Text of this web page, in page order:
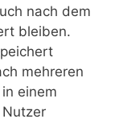
nach dem
bleiben.
mehreren
einem